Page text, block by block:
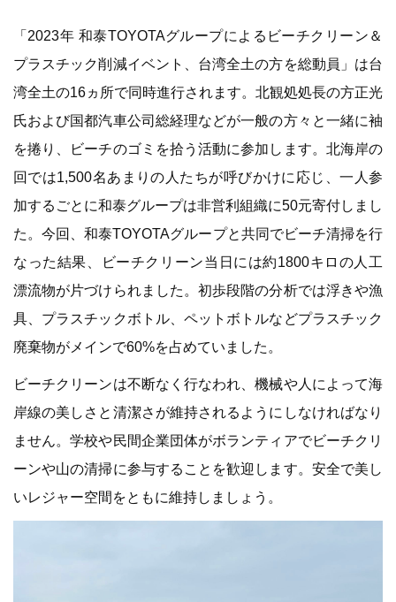
「2023年 和泰TOYOTAグループによるビーチクリーン＆
プラスチック削減イベント、台湾全土の方を総動員」は台
湾全土の16ヵ所で同時進行されます。北観処処長の方正光
氏および国都汽車公司総経理などが一般の方々と一緒に袖
を捲り、ビーチのゴミを拾う活動に参加します。北海岸の
回では1,500名あまりの人たちが呼びかけに応じ、一人参
加するごとに和泰グループは非営利組織に50元寄付しまし
た。今回、和泰TOYOTAグループと共同でビーチ清掃を行
なった結果、ビーチクリーン当日には約1800キロの人工
漂流物が片づけられました。初歩段階の分析では浮きや漁
具、プラスチックボトル、ペットボトルなどプラスチック
廃棄物がメインで60%を占めていました。
ビーチクリーンは不断なく行なわれ、機械や人によって海
岸線の美しさと清潔さが維持されるようにしなければなり
ません。学校や民間企業団体がボランティアでビーチクリ
ーンや山の清掃に参与することを歓迎します。安全で美し
いレジャー空間をともに維持しましょう。